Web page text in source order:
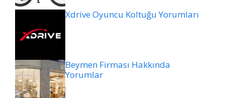
Xdrive Oyuncu Koltuğu Yorumları
Beymen Firması Hakkında
Yorumlar